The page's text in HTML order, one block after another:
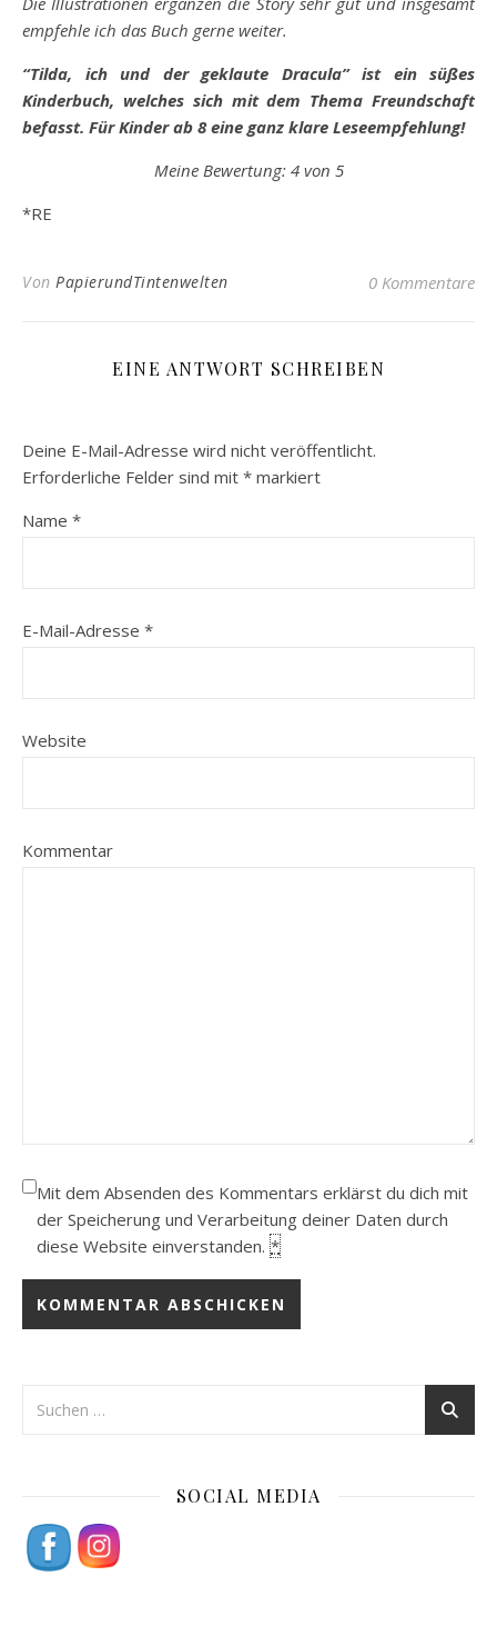
empfehle ich das Buch gerne weiter.
“Tilda, ich und der geklaute Dracula” ist ein süßes
Kinderbuch, welches sich mit dem Thema Freundschaft
befasst. Für Kinder ab 8 eine ganz klare Leseempfehlung!
Meine Bewertung: 4 von 5
*RE
Von PapierundTintenwelten 0 Kommentare
EINE ANTWORT SCHREIBEN
Deine E-Mail-Adresse wird nicht veröffentlicht.
Erforderliche Felder sind mit * markiert
Name *
E-Mail-Adresse *
Website
Kommentar
Mit dem Absenden des Kommentars erklärst du dich mit
der Speicherung und Verarbeitung deiner Daten durch
diese Website einverstanden. *
SOCIAL MEDIA